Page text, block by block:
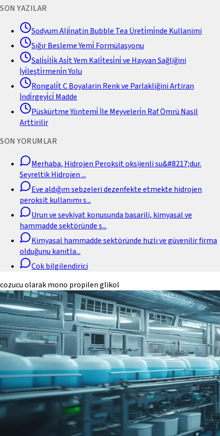
SON YAZILAR
Sodyum Alji̇natin Bubble Tea Üreti̇mi̇nde Kullanimi
Sığır Besleme Yemi̇ Formülasyonu
Sali̇si̇li̇k Asi̇t Yem Kali̇tesi̇ni̇ ve Hayvan Sağliğini
İyi̇leşti̇rmeni̇n Yolu
Rongali̇t C Boyalarin Renk ve Parlakliğini Artiran
İndi̇rgeyi̇ci̇ Madde
Püskürtme Yöntemi̇ İle Meyveleri̇n Raf Ömrü Nasil
Arttirilir
SON YORUMLAR
Merhaba, Hidrojen Peroksit oksijenli su&#8217;dur.
Seyreltik Hidrojen...
Eve aldığım sebzeleri dezenfekte etmekte hidrojen
peroksit kullanımı s...
Urun ve sevkiyat konusunda basarili, kimyasal ve
hammadde sektöründe ş...
Kimyasal hammadde sektöründe hızlı ve güvenilir firma
olduğunu kanıtla...
Cok bilgilendirici
cozucu olarak mono propilen glikol